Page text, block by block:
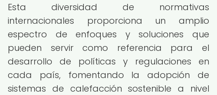
Esta diversidad de normativas
internacionales proporciona un amplio
espectro de enfoques y soluciones que
pueden servir como referencia para el
desarrollo de políticas y regulaciones en
cada país, fomentando la adopción de
sistemas de calefacción sostenible a nivel